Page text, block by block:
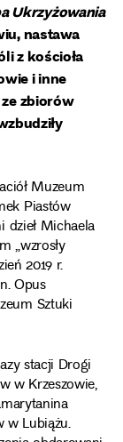
Ukrzyżowania
nastawa
z kościoła
i inne
zbiorów
Muzeum
Piastów
Michaela
„wzrosły
2019 r.
Opus
Sztuki
stacji Drogi
w Krzeszowie,
w Lubiążu.